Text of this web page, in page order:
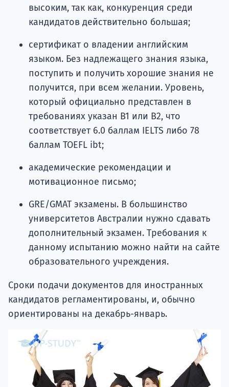
высоким, так как, конкуренция среди
кандидатов действительно большая;
сертификат о владении английским
языком. Без надлежащего знания языка,
поступить и получить хорошие знания не
получится, при всем желании. Уровень,
который официально представлен в
требованиях указан В1 или В2, что
соответствует 6.0 баллам IELTS либо 78
баллам TOEFL ibt;
академические рекомендации и
мотивационное письмо;
GRE/GMAT экзамены. В большинство
университетов Австралии нужно сдавать
дополнительный экзамен. Требования к
данному испытанию можно найти на сайте
образовательного учреждения.
Сроки подачи документов для иностранных
кандидатов регламентированы, и, обычно
ориентированы на декабрь-январь.